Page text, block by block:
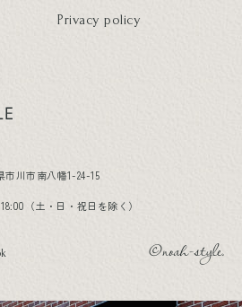
Privacy policy
市川市南八幡1-24-15
（土・日・祝日を除く）